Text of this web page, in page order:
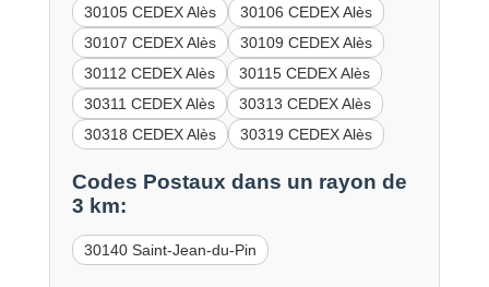
30105 CEDEX Alès
30106 CEDEX Alès
30107 CEDEX Alès
30109 CEDEX Alès
30112 CEDEX Alès
30115 CEDEX Alès
30311 CEDEX Alès
30313 CEDEX Alès
30318 CEDEX Alès
30319 CEDEX Alès
Codes Postaux dans un rayon de
3 km:
30140 Saint-Jean-du-Pin